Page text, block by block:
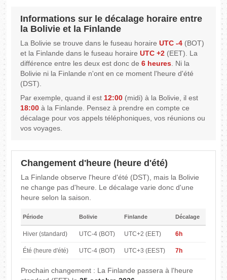
Informations sur le décalage horaire entre
la Bolivie et la Finlande
La Bolivie se trouve dans le fuseau horaireUTC -4 (BOT)
et la Finlande dans le fuseau horaireUTC +2 (EET). La
différence entre les deux est donc de6 heures. Ni la
Bolivie ni la Finlande n'ont en ce moment l'heure d'été
(DST).
Par exemple, quand il est12:00 (midi) à la Bolivie, il est
18:00 à la Finlande. Pensez à prendre en compte ce
décalage pour vos appels téléphoniques, vos réunions ou
vos voyages.
Changement d'heure (heure d'été)
La Finlande observe l'heure d'été (DST), mais la Bolivie
ne change pas d'heure. Le décalage varie donc d'une
heure selon la saison.
Période Bolivie Finlande Décalage
Hiver (standard) UTC-4 (BOT) UTC+2 (EET) 6h
Été (heure d'été) UTC-4 (BOT) UTC+3 (EEST) 7h
Prochain changement : La Finlande passera à l'heure